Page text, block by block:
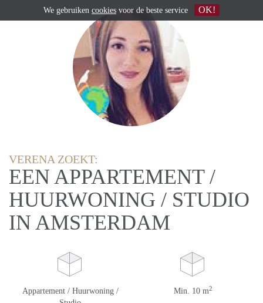
VERENA ZOEKT:
EEN APPARTEMENT /
HUURWONING / STUDIO
IN AMSTERDAM
Appartement / Huurwoning /
Min. 10 m2
We gebruiken cookies voor de beste service OK!